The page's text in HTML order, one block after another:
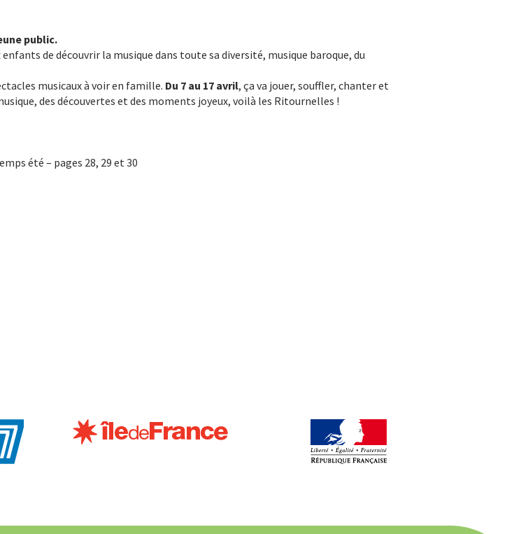
public.
de découvrir la musique dans toute sa diversité, musique baroque, du
musicaux à voir en famille. Du 7 au 17 avril, ça va jouer, souffler, chanter et
des découvertes et des moments joyeux, voilà les Ritournelles !
été – pages 28, 29 et 30